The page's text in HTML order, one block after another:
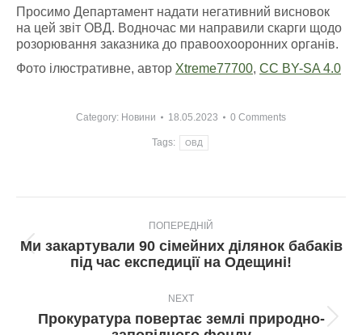
Просимо Департамент надати негативний висновок
на цей звіт ОВД. Водночас ми направили скарги щодо
розорювання заказника до правоохооронних органів.
Фото ілюстративне, автор Xtreme77700, CC BY-SA 4.0
Category: Новини 18.05.2023 0 Comments
Tags: ОВД
navigation
ПОПЕРЕДНІЙ
Попередній
пост:
Ми закартували 90 сімейних ділянок бабаків
під час експедиції на Одещині!
NEXT
Next
Прокуратура повертає землі природно-